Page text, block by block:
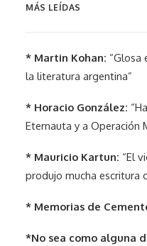
MÁS LEÍDAS
* Martin Kohan: “Glosa
la literatura argentina”
* Horacio González:
Eternauta y a Operación
* Mauricio Kartun: “El
produjo mucha escritura
* Memorias de
*No sea como alguna